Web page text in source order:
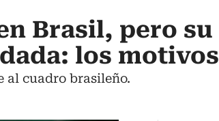
Brasil, pero su
los motivos
al cuadro brasileño.